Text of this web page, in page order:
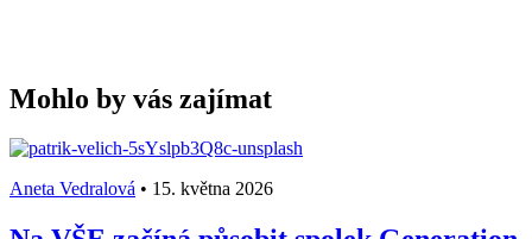
Mohlo by vás zajímat
Aneta Vedralová • 15. května 2026